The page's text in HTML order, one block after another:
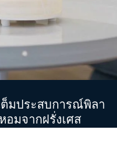
ต็มประสบการณ์พิลา
มจากฝรั่งเศส